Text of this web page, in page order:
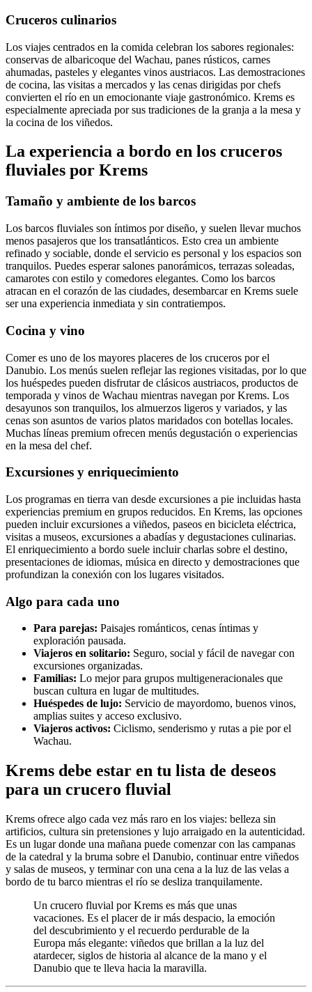
Cruceros culinarios
Los viajes centrados en la comida celebran los sabores regionales:
conservas de albaricoque del Wachau, panes rústicos, carnes
ahumadas, pasteles y elegantes vinos austriacos. Las demostraciones
de cocina, las visitas a mercados y las cenas dirigidas por chefs
convierten el río en un emocionante viaje gastronómico. Krems es
especialmente apreciada por sus tradiciones de la granja a la mesa y
la cocina de los viñedos.
La experiencia a bordo en los cruceros
fluviales por Krems
Tamaño y ambiente de los barcos
Los barcos fluviales son íntimos por diseño, y suelen llevar muchos
menos pasajeros que los transatlánticos. Esto crea un ambiente
refinado y sociable, donde el servicio es personal y los espacios son
tranquilos. Puedes esperar salones panorámicos, terrazas soleadas,
camarotes con estilo y comedores elegantes. Como los barcos
atracan en el corazón de las ciudades, desembarcar en Krems suele
ser una experiencia inmediata y sin contratiempos.
Cocina y vino
Comer es uno de los mayores placeres de los cruceros por el
Danubio. Los menús suelen reflejar las regiones visitadas, por lo que
los huéspedes pueden disfrutar de clásicos austriacos, productos de
temporada y vinos de Wachau mientras navegan por Krems. Los
desayunos son tranquilos, los almuerzos ligeros y variados, y las
cenas son asuntos de varios platos maridados con botellas locales.
Muchas líneas premium ofrecen menús degustación o experiencias
en la mesa del chef.
Excursiones y enriquecimiento
Los programas en tierra van desde excursiones a pie incluidas hasta
experiencias premium en grupos reducidos. En Krems, las opciones
pueden incluir excursiones a viñedos, paseos en bicicleta eléctrica,
visitas a museos, excursiones a abadías y degustaciones culinarias.
El enriquecimiento a bordo suele incluir charlas sobre el destino,
presentaciones de idiomas, música en directo y demostraciones que
profundizan la conexión con los lugares visitados.
Algo para cada uno
Para parejas: Paisajes románticos, cenas íntimas y
exploración pausada.
Viajeros en solitario: Seguro, social y fácil de navegar con
excursiones organizadas.
Familias: Lo mejor para grupos multigeneracionales que
buscan cultura en lugar de multitudes.
Huéspedes de lujo: Servicio de mayordomo, buenos vinos,
amplias suites y acceso exclusivo.
Viajeros activos: Ciclismo, senderismo y rutas a pie por el
Wachau.
Krems debe estar en tu lista de deseos
para un crucero fluvial
Krems ofrece algo cada vez más raro en los viajes: belleza sin
artificios, cultura sin pretensiones y lujo arraigado en la autenticidad.
Es un lugar donde una mañana puede comenzar con las campanas
de la catedral y la bruma sobre el Danubio, continuar entre viñedos
y salas de museos, y terminar con una cena a la luz de las velas a
bordo de tu barco mientras el río se desliza tranquilamente.
Un crucero fluvial por Krems es más que unas
vacaciones. Es el placer de ir más despacio, la emoción
del descubrimiento y el recuerdo perdurable de la
Europa más elegante: viñedos que brillan a la luz del
atardecer, siglos de historia al alcance de la mano y el
Danubio que te lleva hacia la maravilla.